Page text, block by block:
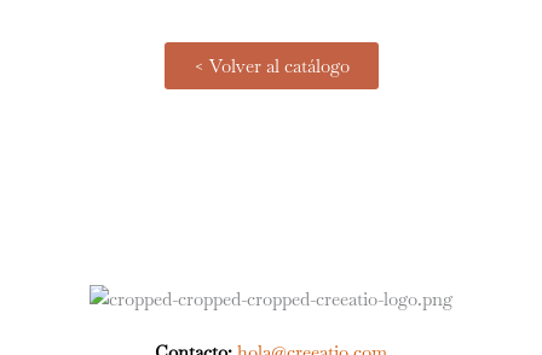
< Volver al catálogo